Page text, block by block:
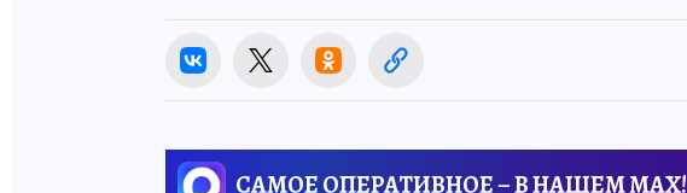
САМОЕ ОПЕРАТИВНОЕ – В НАШЕМ MAX!